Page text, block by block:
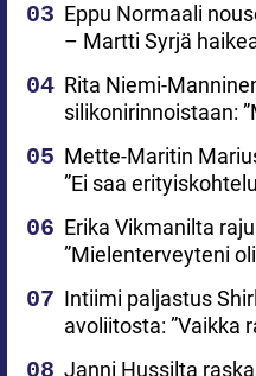
Eppu Normaali
– Martti Syrjä
Rita Niemi-
silikonirinnoistaan:
Mette-Maritin
”Ei saa
Erika Vikmanilta
”Mielenterveyteni
Intiimi paljastus
avoliitosta: ”Vaikka
Janni Hussilta